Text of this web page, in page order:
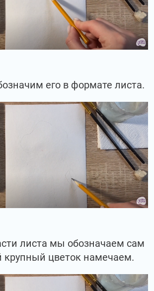
его в формате листа.
листа мы обозначаем сам
крупный цветок намечаем.